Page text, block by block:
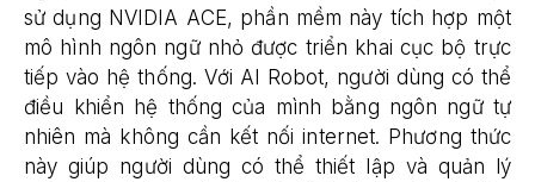
sử dụng NVIDIA ACE, phần mềm này tích hợp một
mô hình ngôn ngữ nhỏ được triển khai cục bộ trực
tiếp vào hệ thống. Với AI Robot, người dùng có thể
điều khiển hệ thống của mình bằng ngôn ngữ tự
nhiên mà không cần kết nối internet. Phương thức
này giúp người dùng có thể thiết lập và quản lý